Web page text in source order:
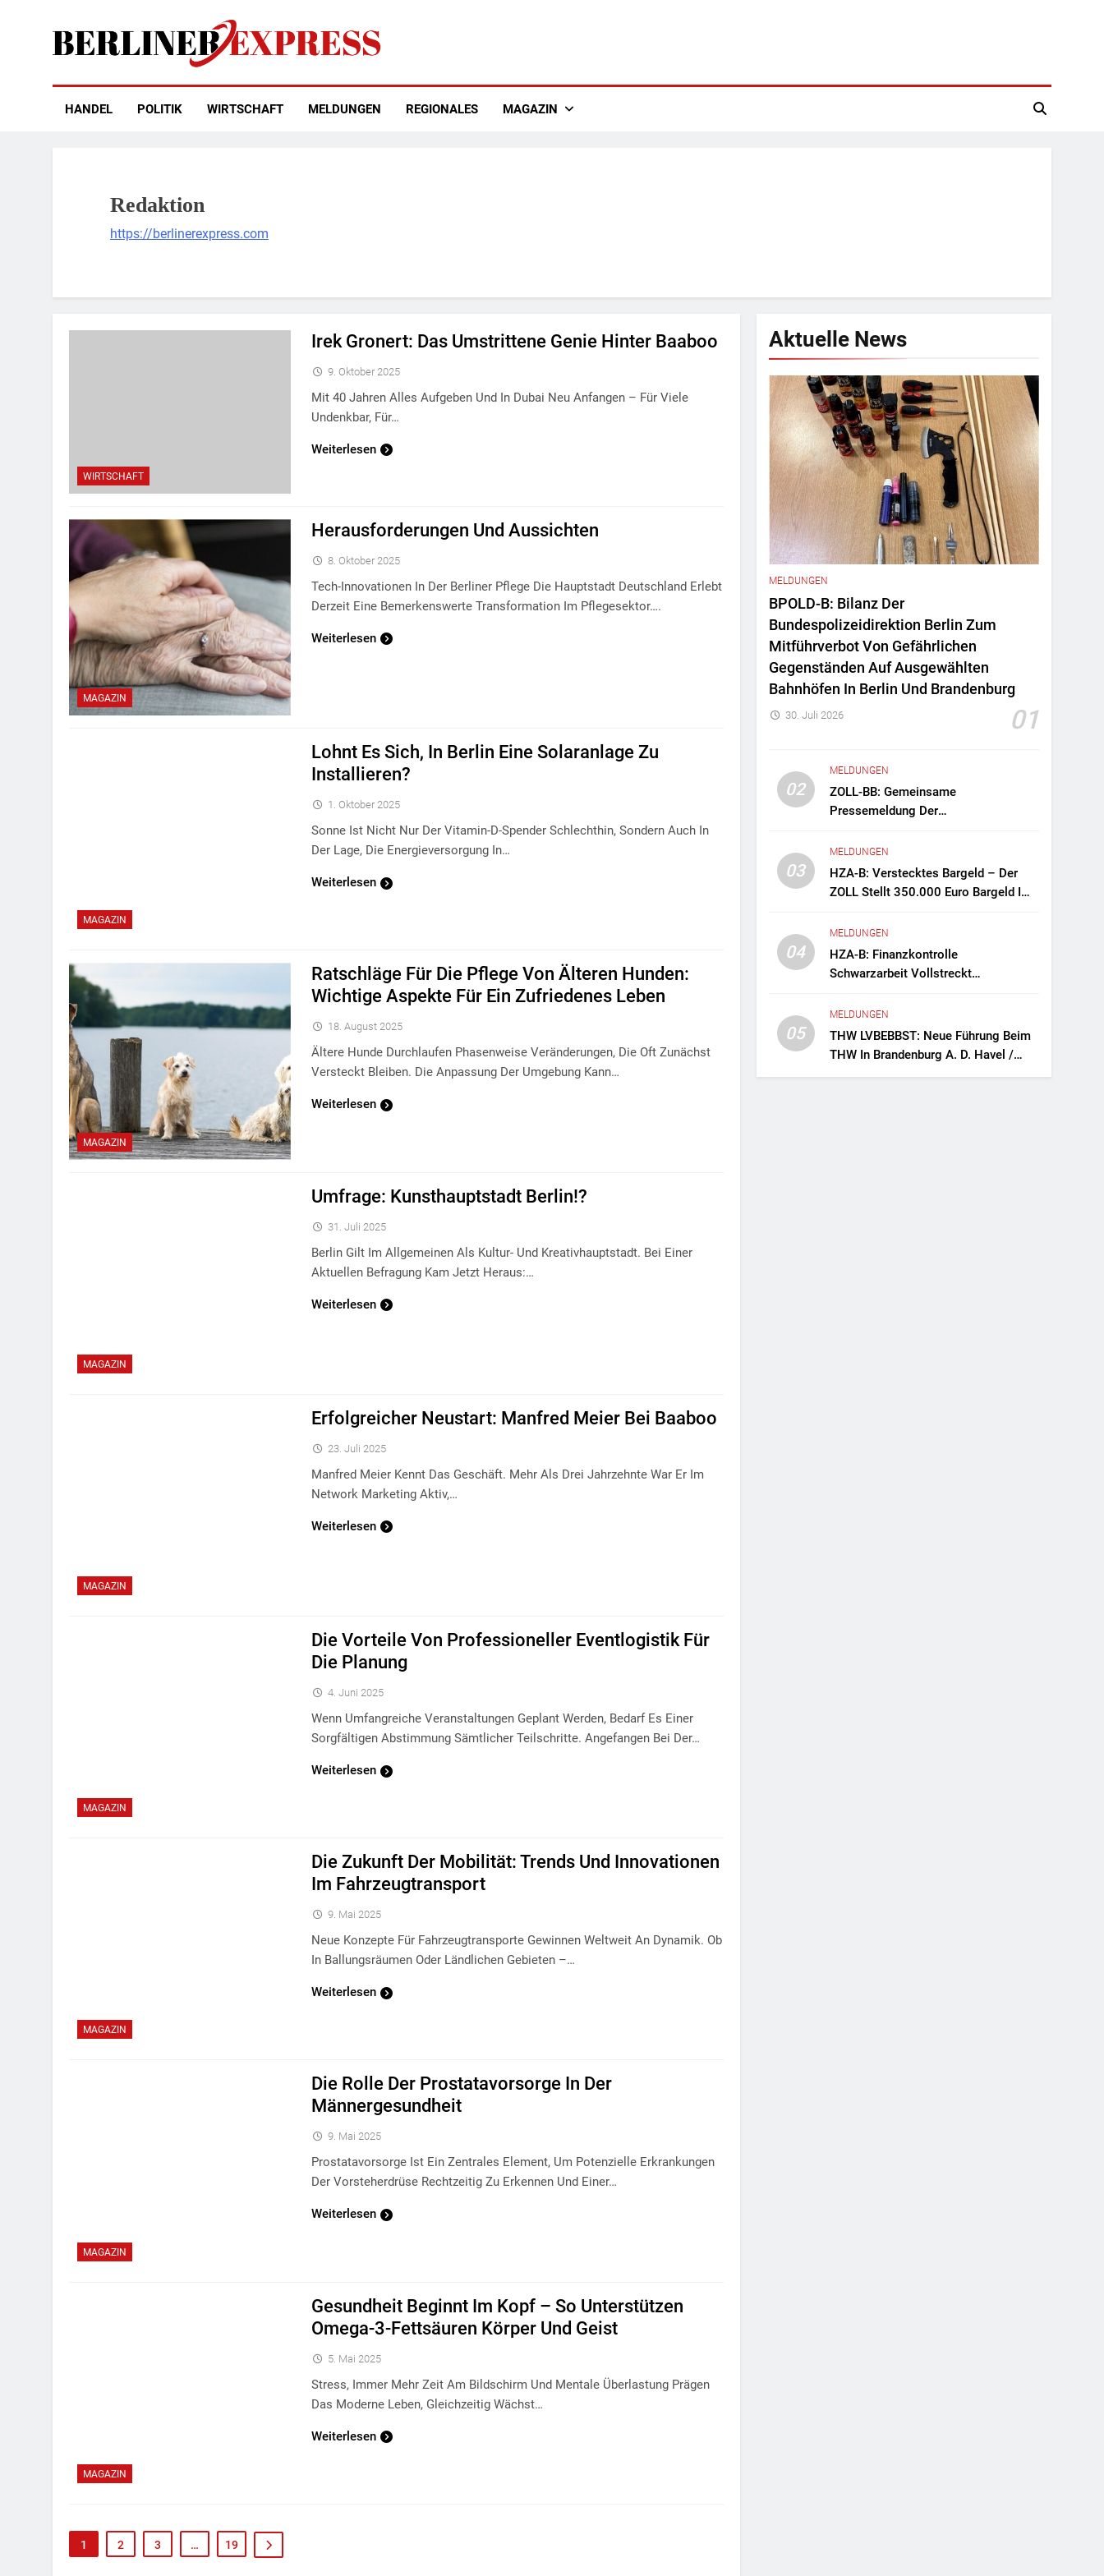
Berliner Express
HANDEL POLITIK WIRTSCHAFT MELDUNGEN REGIONALES MAGAZIN
Redaktion
https://berlinerexpress.com
WIRTSCHAFT
Irek Gronert: Das Umstrittene Genie Hinter Baaboo
9. Oktober 2025
Mit 40 Jahren Alles Aufgeben Und In Dubai Neu Anfangen – Für Viele
Undenkbar, Für…
Weiterlesen
MAGAZIN
Herausforderungen Und Aussichten
8. Oktober 2025
Tech-Innovationen In Der Berliner Pflege Die Hauptstadt Deutschland Erlebt
Derzeit Eine Bemerkenswerte Transformation Im Pflegesektor….
Weiterlesen
MAGAZIN
Lohnt Es Sich, In Berlin Eine Solaranlage Zu
Installieren?
1. Oktober 2025
Sonne Ist Nicht Nur Der Vitamin-D-Spender Schlechthin, Sondern Auch In
Der Lage, Die Energieversorgung In…
Weiterlesen
MAGAZIN
Ratschläge Für Die Pflege Von Älteren Hunden:
Wichtige Aspekte Für Ein Zufriedenes Leben
18. August 2025
Ältere Hunde Durchlaufen Phasenweise Veränderungen, Die Oft Zunächst
Versteckt Bleiben. Die Anpassung Der Umgebung Kann…
Weiterlesen
MAGAZIN
Umfrage: Kunsthauptstadt Berlin!?
31. Juli 2025
Berlin Gilt Im Allgemeinen Als Kultur- Und Kreativhauptstadt. Bei Einer
Aktuellen Befragung Kam Jetzt Heraus:…
Weiterlesen
MAGAZIN
Erfolgreicher Neustart: Manfred Meier Bei Baaboo
23. Juli 2025
Manfred Meier Kennt Das Geschäft. Mehr Als Drei Jahrzehnte War Er Im
Network Marketing Aktiv,…
Weiterlesen
MAGAZIN
Die Vorteile Von Professioneller Eventlogistik Für
Die Planung
4. Juni 2025
Wenn Umfangreiche Veranstaltungen Geplant Werden, Bedarf Es Einer
Sorgfältigen Abstimmung Sämtlicher Teilschritte. Angefangen Bei Der…
Weiterlesen
MAGAZIN
Die Zukunft Der Mobilität: Trends Und Innovationen
Im Fahrzeugtransport
9. Mai 2025
Neue Konzepte Für Fahrzeugtransporte Gewinnen Weltweit An Dynamik. Ob
In Ballungsräumen Oder Ländlichen Gebieten –…
Weiterlesen
MAGAZIN
Die Rolle Der Prostatavorsorge In Der
Männergesundheit
9. Mai 2025
Prostatavorsorge Ist Ein Zentrales Element, Um Potenzielle Erkrankungen
Der Vorsteherdrüse Rechtzeitig Zu Erkennen Und Einer…
Weiterlesen
MAGAZIN
Gesundheit Beginnt Im Kopf – So Unterstützen
Omega-3-Fettsäuren Körper Und Geist
5. Mai 2025
Stress, Immer Mehr Zeit Am Bildschirm Und Mentale Überlastung Prägen
Das Moderne Leben, Gleichzeitig Wächst…
Weiterlesen
1 2 3 … 19
Aktuelle News
MELDUNGEN
BPOLD-B: Bilanz Der
Bundespolizeidirektion Berlin Zum
Mitführverbot Von Gefährlichen
Gegenständen Auf Ausgewählten
Bahnhöfen In Berlin Und Brandenburg
01
30. Juli 2026
02
MELDUNGEN
ZOLL-BB: Gemeinsame
Pressemeldung Der
Zollfahndungsamtes Berlin-
Brandenburg Zollfahndung Hebt
Mutmaßliches Drogenlabor Aus
03
MELDUNGEN
HZA-B: Verstecktes Bargeld – Der
ZOLL Stellt 350.000 Euro Bargeld Im
04
MELDUNGEN
HZA-B: Finanzkontrolle
Schwarzarbeit Vollstreckt
05
MELDUNGEN
THW LVBEBBST: Neue Führung Beim
THW In Brandenburg A. D. Havel /
Zwei Frauen An Der Spitze Des